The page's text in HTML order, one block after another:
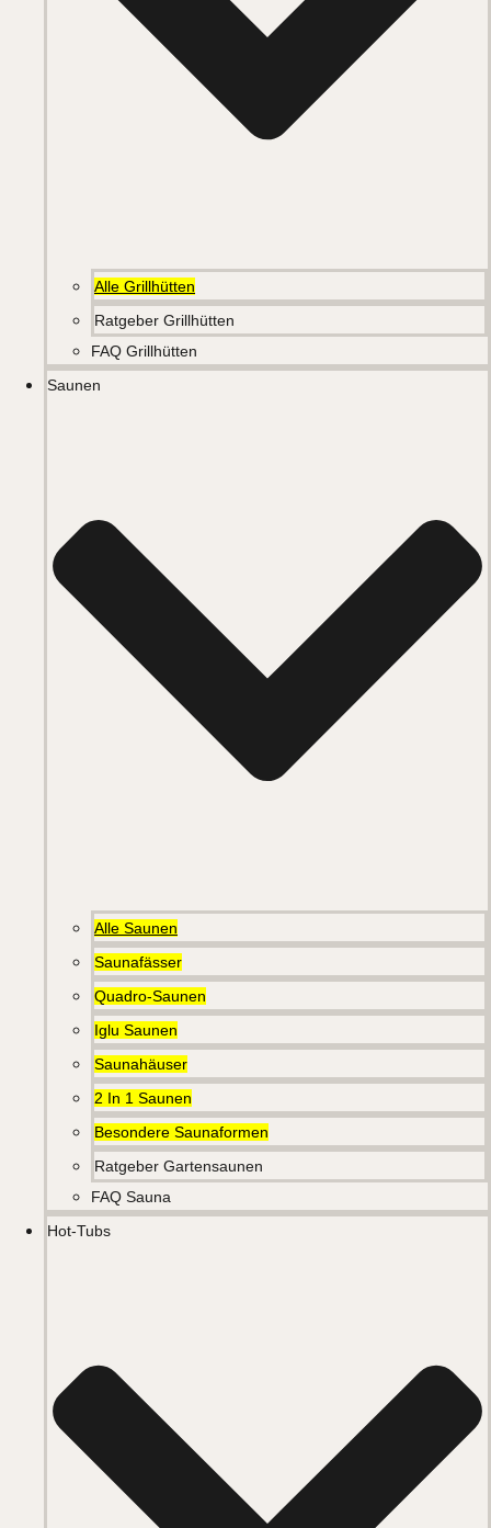
Alle Grillhütten
Ratgeber Grillhütten
FAQ Grillhütten
Saunen
Alle Saunen
Saunafässer
Quadro-Saunen
Iglu Saunen
Saunahäuser
2 In 1 Saunen
Besondere Saunaformen
Ratgeber Gartensaunen
FAQ Sauna
Hot-Tubs